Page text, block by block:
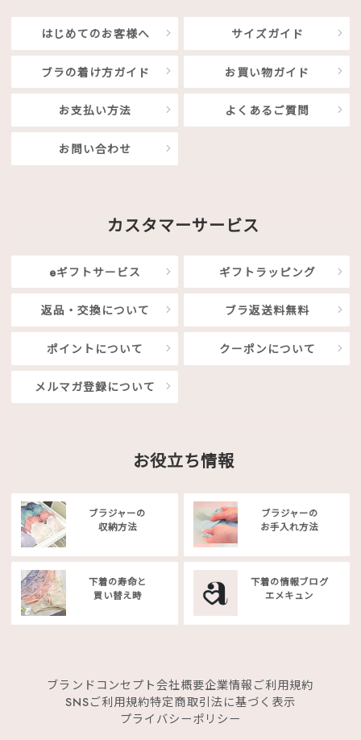
はじめてのお客様へ サイズガイド
ブラの着け方ガイド お買い物ガイド
お支払い方法 よくあるご質問
お問い合わせ
カスタマーサービス
eギフトサービス ギフトラッピング
返品・交換について ブラ返送料無料
ポイントについて クーポンについて
メルマガ登録について
お役立ち情報
ブラジャーの
収納方法
ブラジャーの
お手入れ方法
下着の寿命と
買い替え時
下着の情報ブログ
エメキュン
ブランドコンセプト会社概要企業情報 ご利用規約
SNSご利用規約特定商取引法に基づく表示
プライバシーポリシー